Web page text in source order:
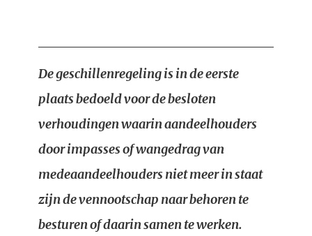
De geschillenregeling is in de eerste
plaats bedoeld voor de besloten
verhoudingen waarin aandeelhouders
door impasses of wangedrag van
medeaandeelhouders niet meer in staat
zijn de vennootschap naar behoren te
besturen of daarin samen te werken.